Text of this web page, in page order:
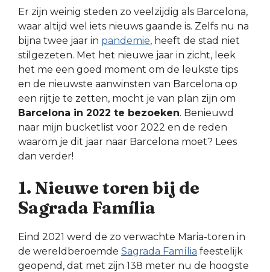
Er zijn weinig steden zo veelzijdig als Barcelona,
waar altijd wel iets nieuws gaande is. Zelfs nu na
bijna twee jaar in pandemie, heeft de stad niet
stilgezeten. Met het nieuwe jaar in zicht, leek
het me een goed moment om de leukste tips
en de nieuwste aanwinsten van Barcelona op
een rijtje te zetten, mocht je van plan zijn om
Barcelona in 2022 te bezoeken. Benieuwd
naar mijn bucketlist voor 2022 en de reden
waarom je dit jaar naar Barcelona moet? Lees
dan verder!
1. Nieuwe toren bij de
Sagrada Família
Eind 2021 werd de zo verwachte Maria-toren in
de wereldberoemde Sagrada Família feestelijk
geopend, dat met zijn 138 meter nu de hoogste